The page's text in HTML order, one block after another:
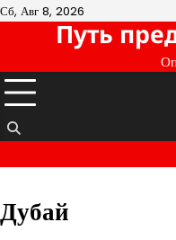
Перейти
содержимому
Сб, Авг 8, 2026
Путь
Дубай